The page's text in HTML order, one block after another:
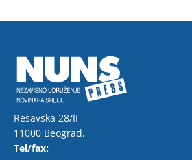
Resavska 28/II
11000 Beograd,
Tel/fax: